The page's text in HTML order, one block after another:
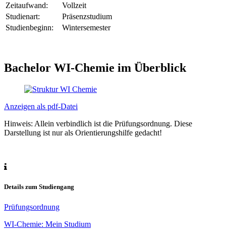
Zeitaufwand:
Vollzeit
Studienart:
Präsenzstudium
Studienbeginn:
Wintersemester
Bachelor WI-Chemie im Überblick
Anzeigen als pdf-Datei
Hinweis: Allein verbindlich ist die Prüfungsordnung. Diese
Darstellung ist nur als Orientierungshilfe gedacht!
Details zum Studiengang
Prüfungsordnung
WI-Chemie: Mein Studium